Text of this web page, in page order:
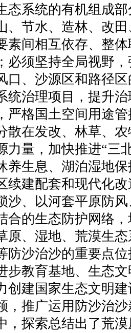
态系统的有机组成
、节水、造林、改
素间相互依存、整
必须坚持全局视野
口、沙源区和路径
统治理项目，提升
严格国土空间用途
散在发改、林草、
力量，加快推进“三
养生息、湖泊湿地
续建配套和现代化
沙、以河套平原防
合的生态防护网络
原、湿地、荒漠生
防沙治沙的重要点
步教育基地、生态
创建国家生态文明
推广运用防沙治沙
，探索总结出了荒